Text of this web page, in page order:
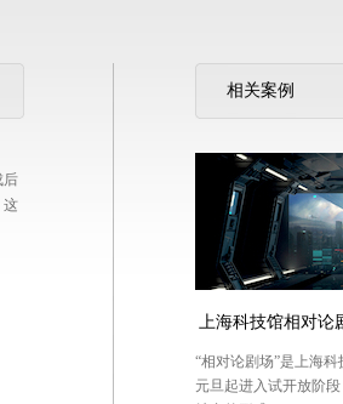
后
这
相关案例
上海科技馆相对论
“相对论剧场”是上海
元旦起进入试开放阶